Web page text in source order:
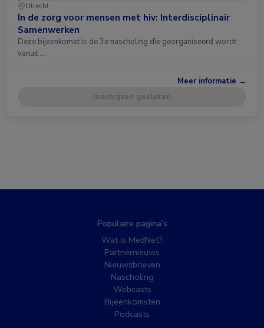
Utrecht
In de zorg voor mensen met hiv: Interdisciplinair
Samenwerken
Deze bijeenkomst is de 3e nascholing die georganiseerd wordt
vanuit …
Meer informatie →
Inschrijven gesloten
Populaire pagina’s
Wat is MedNet?
Partnernieuws
Nieuwsbrieven
Nascholing
Webcasts
Bijeenkomsten
Podcasts